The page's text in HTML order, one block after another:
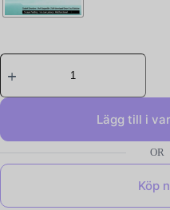
Lägg till i
Köp